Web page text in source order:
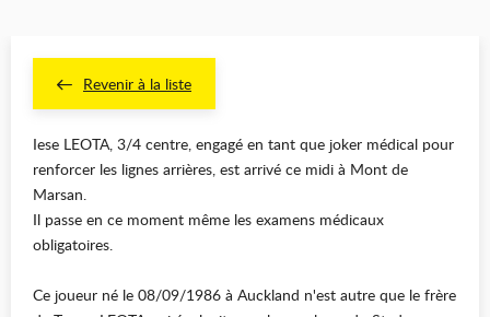
Revenir à la liste
Iese LEOTA, 3/4 centre, engagé en tant que joker médical pour
renforcer les lignes arrières, est arrivé ce midi à Mont de
Marsan.
Il passe en ce moment même les examens médicaux
obligatoires.
Ce joueur né le 08/09/1986 à Auckland n'est autre que le frère